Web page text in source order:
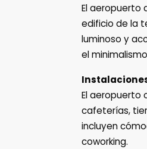
El aeropuerto
edificio de la
luminoso y
el
El aeropuerto
cafeterías,
incluyen
coworking.